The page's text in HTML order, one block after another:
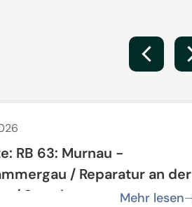
RB 63: Murnau -
/ Reparatur an der
/ StreckensperrungMehr lesen